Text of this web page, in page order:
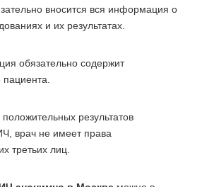
вносится вся информация о
и их результатах.
обязательно содержит
результатов
врач не имеет права
третьих лиц.